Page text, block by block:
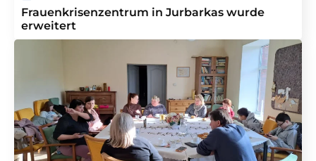
Frauenkrisenzentrum in Jurbarkas wurde
erweitert